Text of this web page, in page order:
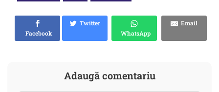
Facebook
Twitter
WhatsApp
Email
Adaugă comentariu